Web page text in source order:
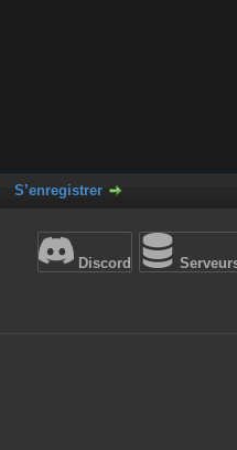
S’enregistrer
Discord